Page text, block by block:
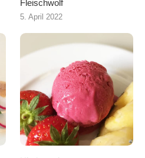
Fleischwolf
5. April 2022